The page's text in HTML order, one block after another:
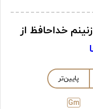
خداحافظ از
پایین‌تر
Gm